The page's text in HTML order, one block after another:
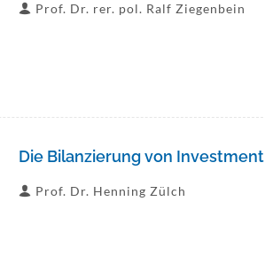
Prof. Dr. rer. pol. Ralf Ziegenbein
Die Bilanzierung von
Prof. Dr. Henning Zülch